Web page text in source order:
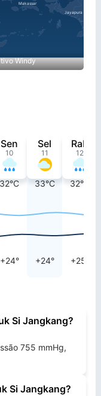
Windy
Sen
10
32°C
+24°
Sel
11
33°C
+24°
Rab
12
32°C
+25°
Si Jangkang?
755 mmHg,
Si Jangkang?